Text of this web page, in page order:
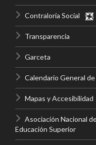
Contraloría Social
Transparencia
Garceta
Calendario General
Mapas y Accesibilidad
Asociación Nacional
Educación Superior